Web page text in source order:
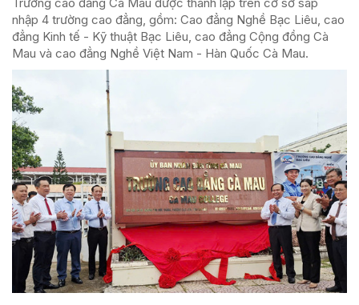
nhập 4 trường cao đẳng, gồm: Cao đẳng Nghề Bạc Liêu, cao
đẳng Kinh tế - Kỹ thuật Bạc Liêu, cao đẳng Cộng đồng Cà
Mau và cao đẳng Nghề Việt Nam - Hàn Quốc Cà Mau.